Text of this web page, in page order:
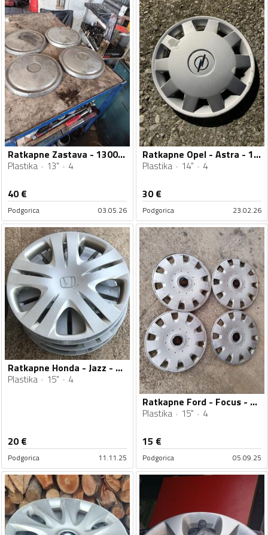
Ratkapne Zastava - 1300 - 13" - 4 kom.
Plastika 13" 4
40€
Podgorica 03.05.26
Ratkapne Opel - Astra - 14" - 4 kom.
Plastika 14" 4
30€
Podgorica 23.02.26
Ratkapne Honda - Jazz - 15" - 4 kom.
Plastika 15" 4
20€
Podgorica 11.11.25
Ratkapne Ford - Focus - 15" - 4 kom.
Plastika 15" 4
15 €
Podgorica 05.09.25